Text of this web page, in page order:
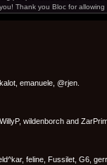
Thank you Bloc for
emanuele, @rjen.
wildenborch and
feline, Fussilet, G6,